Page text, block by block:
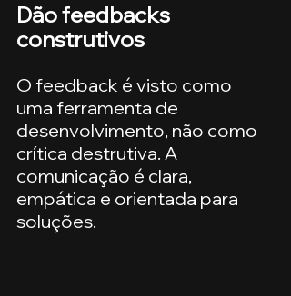
Dão feedbacks
construtivos
O feedback é visto como
uma ferramenta de
desenvolvimento, não como
crítica destrutiva. A
comunicação é clara,
empática e orientada para
soluções.